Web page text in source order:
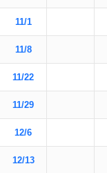
11/1
11/8
11/22
11/29
12/6
12/13